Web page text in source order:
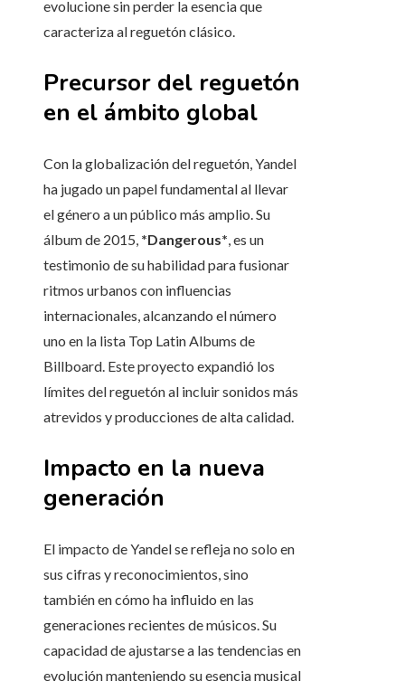
evolucione sin perder la esencia que
caracteriza al reguetón clásico.
Precursor del reguetón
en el ámbito global
Con la globalización del reguetón, Yandel
ha jugado un papel fundamental al llevar
el género a un público más amplio. Su
álbum de 2015, *Dangerous*, es un
testimonio de su habilidad para fusionar
ritmos urbanos con influencias
internacionales, alcanzando el número
uno en la lista Top Latin Albums de
Billboard. Este proyecto expandió los
límites del reguetón al incluir sonidos más
atrevidos y producciones de alta calidad.
Impacto en la nueva
generación
El impacto de Yandel se refleja no solo en
sus cifras y reconocimientos, sino
también en cómo ha influido en las
generaciones recientes de músicos. Su
capacidad de ajustarse a las tendencias en
evolución manteniendo su esencia musical